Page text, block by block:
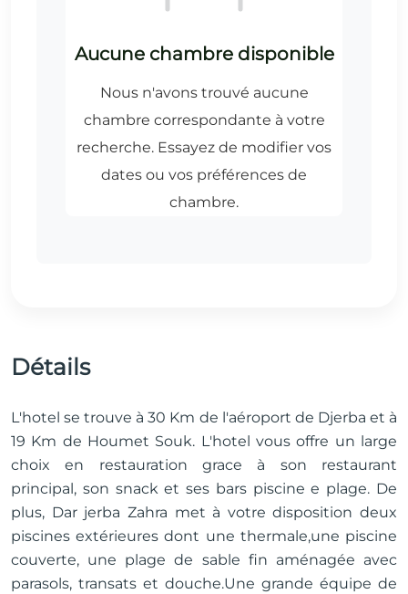
Détails
L'hotel se trouve à 30 Km de l'aéroport de Djerba et à
19 Km de Houmet Souk. L'hotel vous offre un large
choix en restauration grace à son restaurant
principal, son snack et ses bars piscine e plage. De
plus, Dar jerba Zahra met à votre disposition deux
piscines extérieures dont une thermale,une piscine
couverte, une plage de sable fin aménagée avec
parasols, transats et douche.Une grande équipe de